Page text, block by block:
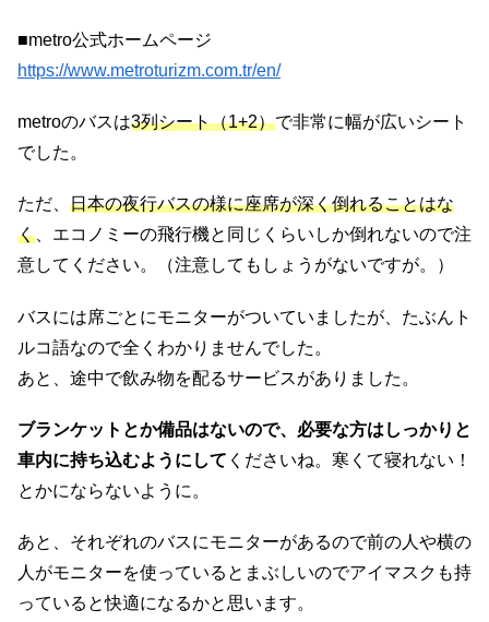
■metro公式ホームページ
https://www.metroturizm.com.tr/en/
metroのバスは3列シート（1+2）で非常に幅が広いシート
でした。
ただ、 日本の夜行バスの様に座席が深く倒れることはな
く 、エコノミーの飛行機と同じくらいしか倒れないので注
意してください。（注意してもしょうがないですが。）
バスには席ごとにモニターがついていましたが、たぶんト
ルコ語なので全くわかりませんでした。
あと、途中で飲み物を配るサービスがありました。
ブランケットとか備品はないので、必要な方はしっかりと
車内に持ち込むようにして くださいね。寒くて寝れない！
とかにならないように。
あと、それぞれのバスにモニターがあるので前の人や横の
人がモニターを使っているとまぶしいのでアイマスクも持
っていると快適になるかと思います。